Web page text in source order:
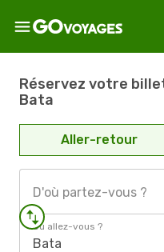
Réservez votre
Bata
Aller-retour
D'où partez-vous ?
Où allez-vous ?
Bata